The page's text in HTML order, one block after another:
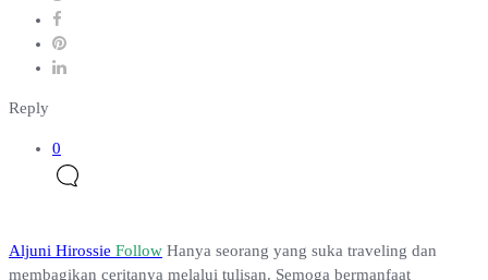
Reply
0
Aljuni Hirossie Follow Hanya seorang yang suka traveling dan
membagikan ceritanya melalui tulisan. Semoga bermanfaat